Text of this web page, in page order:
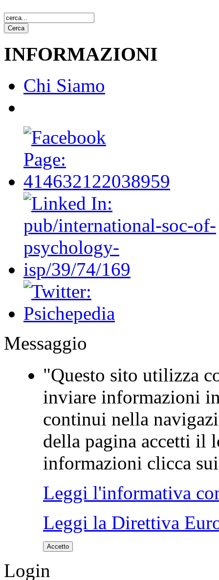
INFORMAZIONI
Chi Siamo
Messaggio
"Questo sito utilizza
inviare informazioni
continui nella
della pagina accetti il
informazioni clicca
Leggi l'informativa
Leggi la Direttiva
Accetto
Login